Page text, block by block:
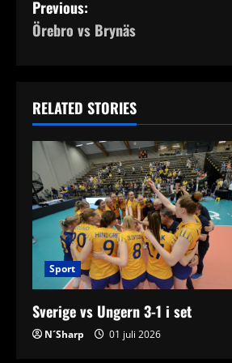
P
o
t
n
a
v
i
g
a
Previous:
Örebro vs Brynäs
RELATED STORIES
Sport
Sverige vs Ungern 3-1 i set
N´Sharp 01 juli 2026